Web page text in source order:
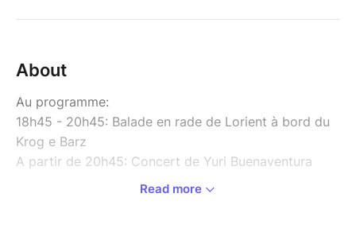
About
Au programme:
18h45 - 20h45: Balade en rade de Lorient à bord du
Krog e Barz
A partir de 20h45: Concert de Yuri Buenaventura
Read more